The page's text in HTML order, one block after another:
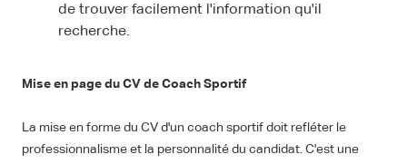
de trouver facilement l'information qu'il
recherche.
Mise en page du CV de Coach Sportif
La mise en forme du CV d'un coach sportif doit refléter le
professionnalisme et la personnalité du candidat. C'est une